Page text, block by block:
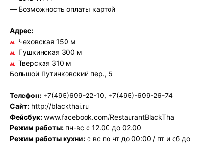
— Возможность оплаты картой
Адрес:
Чеховская 150 м
Пушкинская 300 м
Тверская 310 м
Большой Путинковский пер., 5
Телефон: +7(495)699-22-10, +7(495)-699-26-74
Сайт: http://blackthai.ru
Фейсбук: www.facebook.com/RestaurantBlackThai
Режим работы: пн-вс с 12.00 до 02.00
Режим работы кухни: с вс по чт до 00:00 / пт и сб до